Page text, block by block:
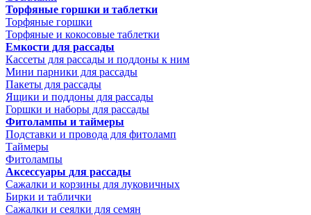
Торфяные горшки и таблетки
Торфяные горшки
Торфяные и кокосовые таблетки
Емкости для рассады
Кассеты для рассады и поддоны к ним
Мини парники для рассады
Пакеты для рассады
Ящики и поддоны для рассады
Горшки и наборы для рассады
Фитолампы и таймеры
Подставки и провода для фитоламп
Таймеры
Фитолампы
Аксессуары для рассады
Сажалки и корзины для луковичных
Бирки и таблички
Сажалки и сеялки для семян